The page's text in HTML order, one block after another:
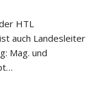
HTL
auch Landesleiter
Mag. und